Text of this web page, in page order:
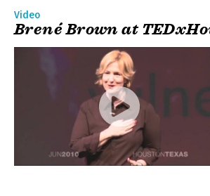
Video
Brené Brown at